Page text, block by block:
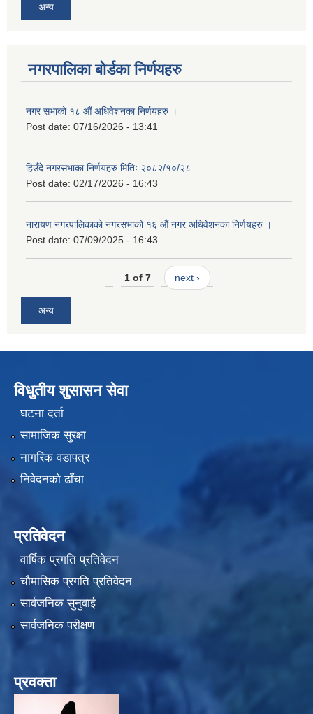
अन्य
नगरपालिका बोर्डका निर्णयहरु
नगर सभाको १८ औं अधिवेशनका निर्णयहरु ।
Post date: 07/16/2026 - 13:41
हिउँदे नगरसभाका निर्णयहरु मितिः २०८२/१०/२८
Post date: 02/17/2026 - 16:43
नारायण नगरपालिकाको नगरसभाको १६ औं नगर अधिवेशनका निर्णयहरु ।
Post date: 07/09/2025 - 16:43
1 of 7 next ›
अन्य
विधुतीय शुसासन सेवा
घटना दर्ता
सामाजिक सुरक्षा
नागरिक वडापत्र
निवेदनको ढाँचा
प्रतिवेदन
वार्षिक प्रगति प्रतिवेदन
चौमासिक प्रगति प्रतिवेदन
सार्वजनिक सुनुवाई
सार्वजनिक परीक्षण
प्रवक्ता